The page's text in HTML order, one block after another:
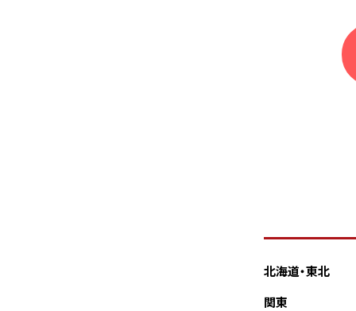
北海道・東北
関東